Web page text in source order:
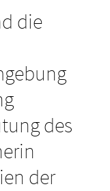
die
des
der